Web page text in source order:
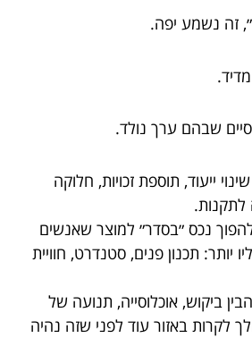
זה נשמע יפה.
שבהם ערך נולד.
ייעוד, תוספת זכויות, חלוקה
נכס ״בסדר״ למוצר שאנשים
יותר: תכנון פנים, סטנדרט, חוויית
ביקוש, אוכלוסייה, תנועה של
לקרות באזור עוד לפני שזה נהיה